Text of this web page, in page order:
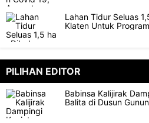
Lahan Tidur Seluas
Klaten Untuk
PILIHAN EDITOR
Babinsa Kalijirak
Balita di Dusun